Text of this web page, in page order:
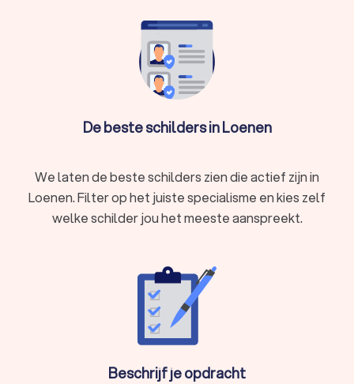
De beste schilders in Loenen
We laten de beste schilders zien die actief zijn in
Loenen. Filter op het juiste specialisme en kies zelf
welke schilder jou het meeste aanspreekt.
Beschrijf je opdracht